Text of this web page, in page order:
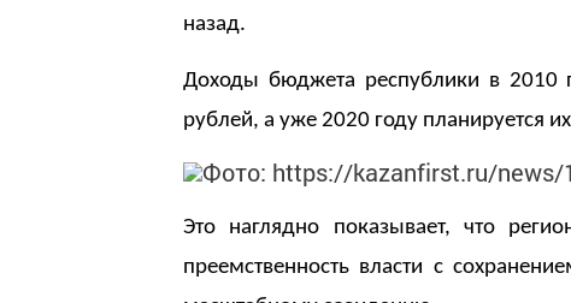
назад.
Доходы бюджета республики в 2010
рублей, а уже 2020 году планируется
Фото: https://kazanfirst.ru/news/
Это наглядно показывает, что
преемственность власти с